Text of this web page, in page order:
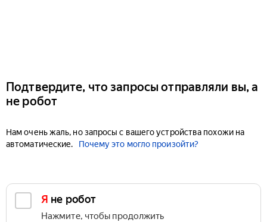
Подтвердите, что запросы отправляли вы, а
не робот
Нам очень жаль, но запросы с вашего устройства похожи на
автоматические.
Почему это могло произойти?
Я не робот
Нажмите, чтобы продолжить